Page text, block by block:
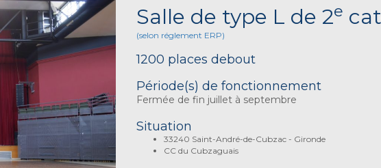
Salle de type L de 2e
(selon réglement ERP)
1200 places debout
Période(s) de fonctionnement
Fermée de fin juillet à septembre
Situation
33240 Saint-André-de-Cubzac - Gironde
CC du Cubzaguais